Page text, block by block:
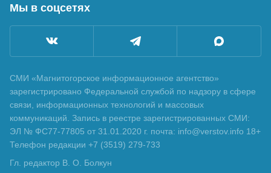
Мы в соцсетях
СМИ «Магнитогорское информационное агентство»
зарегистрировано Федеральной службой по надзору в сфере
связи, информационных технологий и массовых
коммуникаций. Запись в реестре зарегистрированных СМИ:
ЭЛ № ФС77-77805 от 31.01.2020 г. почта: info@verstov.info 18+
Телефон редакции +7 (3519) 279-733
Гл. редактор В. О. Болкун